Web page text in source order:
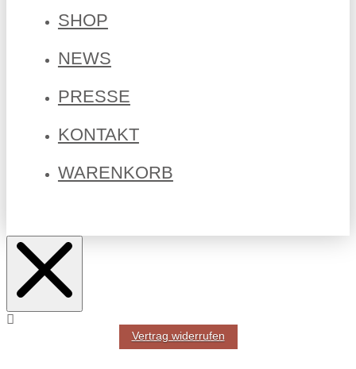
SHOP
NEWS
PRESSE
KONTAKT
WARENKORB
Vertrag widerrufen